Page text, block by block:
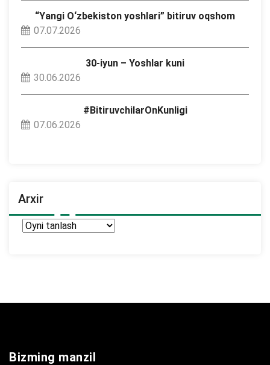
“Yangi O‘zbekiston yoshlari” bitiruv oqshom
07.07.2026
30-iyun – Yoshlar kuni
30.06.2026
#BitiruvchilarOnKunligi
07.06.2026
Arxir
Arxir
Bizming manzil